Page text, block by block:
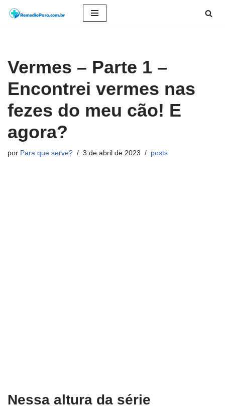
conteúdo
Vermes – Parte 1 –
Encontrei vermes nas
fezes do meu cão! E
agora?
por Para que serve? 3 de abril de 2023 posts
Nessa altura da série